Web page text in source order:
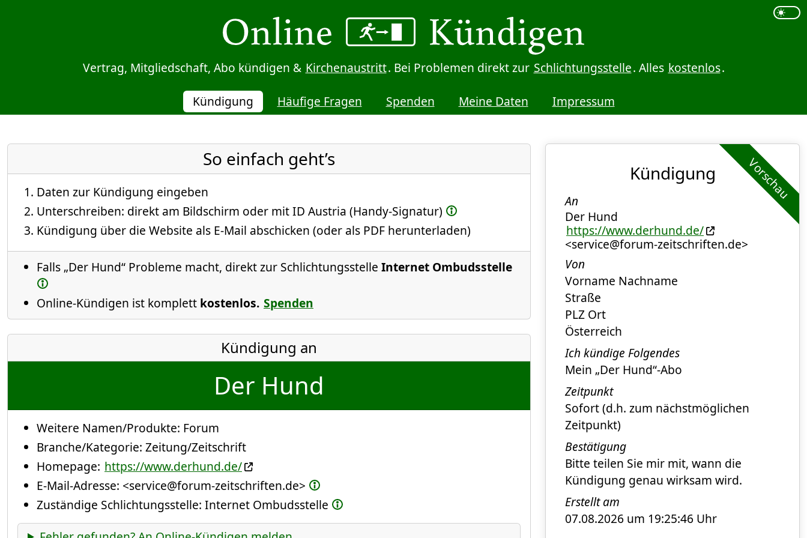
Vertrag, Mitgliedschaft, Abo kündigen & Kirchenaustritt. Bei Problemen direkt zur Schlichtungsstelle. Alles kostenlos.
Kündigung Häufige Fragen Spenden Meine Daten Impressum
So einfach geht’s
Daten zur Kündigung eingeben
Unterschreiben: direkt am Bildschirm oder mit ID Austria (Handy-Signatur)
Kündigung über die Website als E-Mail abschicken (oder als PDF herunterladen)
Falls „Der Hund“ Probleme macht, direkt zur Schlichtungsstelle Internet Ombudsstelle
Online-Kündigen ist komplett kostenlos. Spenden
Kündigung an
Der Hund
Weitere Namen/Produkte: Forum
Branche/Kategorie: Zeitung/Zeitschrift
Homepage: https://www.derhund.de/
E-Mail-Adresse: <service@forum-zeitschriften.de>
Zuständige Schlichtungsstelle: Internet Ombudsstelle
Vorschau
Kündigung
An
Der Hund
https://www.derhund.de/
<service@forum-zeitschriften.de>
Von
Vorname Nachname
Straße
PLZ Ort
Österreich
Ich kündige Folgendes
Mein „Der Hund“-Abo
Zeitpunkt
Sofort (d.h. zum nächstmöglichen
Zeitpunkt)
Bestätigung
Bitte teilen Sie mir mit, wann die
Kündigung genau wirksam wird.
Erstellt am
07.08.2026 um 19:25:46 Uhr